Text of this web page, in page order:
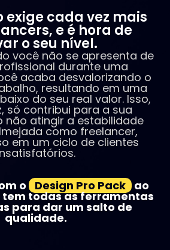
exige cada vez mais
e é hora de
o seu nível.
você não se apresenta de
durante uma
acaba desvalorizando o
resultando em uma
do seu real valor. Isso,
só contribui para a sua
não atingir a estabilidade
como freelancer,
em um ciclo de clientes
o Design Pro Pack ao
tem todas as ferramentas
para dar um salto de
qualidade.